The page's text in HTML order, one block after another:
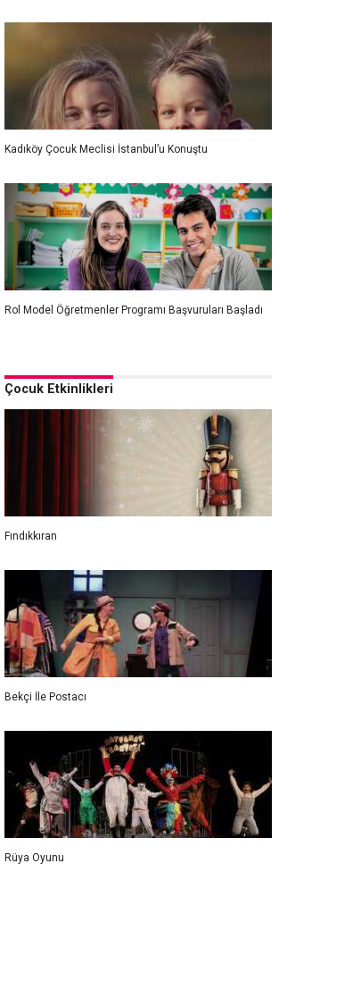
Kadıköy Çocuk Meclisi İstanbul’u Konuştu
Rol Model Öğretmenler Programı Başvuruları Başladı
Çocuk Etkinlikleri
Fındıkkıran
Bekçi İle Postacı
Rüya Oyunu